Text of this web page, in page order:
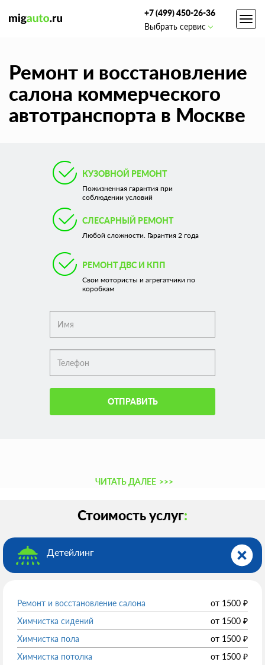
+7 (499) 450-26-36
Выбрать сервис
Ремонт и восстановление
салона коммерческого
автотранспорта в Москве
КУЗОВНОЙ РЕМОНТ
Пожизненная гарантия при
соблюдении условий
СЛЕСАРНЫЙ РЕМОНТ
Любой сложности. Гарантия 2 года
РЕМОНТ ДВС И КПП
Свои мотористы и агрегатчики по
коробкам
ОТПРАВИТЬ
ЧИТАТЬ ДАЛЕЕ >>>
Стоимость услуг:
Детейлинг
Ремонт и восстановление салона от 1500 ₽
Химчистка сидений
от 1500 ₽
Химчистка пола
от 1500 ₽
Химчистка потолка
от 1500 ₽